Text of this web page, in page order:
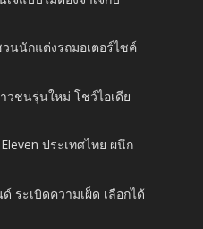
นนักแต่งรถมอเตอร์ไซค์
วชนรุ่นใหม่ โชว์ไอเดีย
ประเทศไทย ผนึก
ระเบิดความเผ็ด เลือกได้